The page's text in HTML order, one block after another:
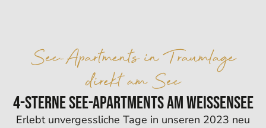
See-Apartments in Traumlage
direkt am See
4-Sterne See-Apartments am Weissensee
Erlebt unvergessliche Tage in unseren 2023 neu